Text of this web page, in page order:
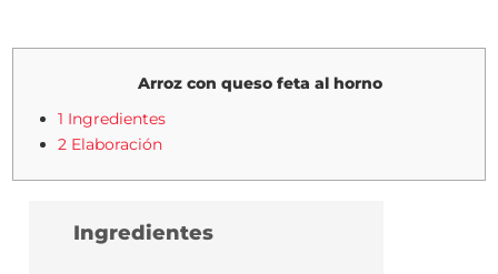
Arroz con queso feta al horno
1 Ingredientes
2 Elaboración
Ingredientes